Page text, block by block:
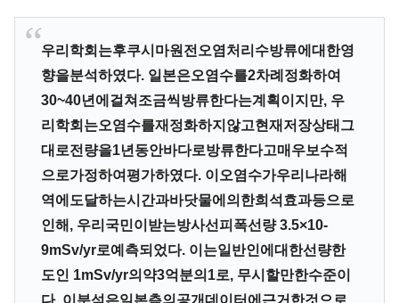
『Money1』
は韓国で『BYD』車は売れている。6カ月で対前年同期比
1.9倍！
『Money1』
在韓米国大使スティールが着韓！⇒ さっそ
く空港に詰めかけ「出て行け！」「極右勢力」のプラカー
ドを掲げる「在韓反米勢力」
『Money1』
韓国政府「2035年までに18.4GW規模のAIデ
ータセンター整備」⇒ だから無理だってば。
『Money1』
JPモルガン「韓国レバレッジETFの清算は
ほぼ終わった」
『Money1』
韓国『国民年金公団』株価暴落で200兆蒸
우리학회는후쿠시마원전오염처리수방류에대한영
향을분석하였다. 일본은오염수를2차례정화하여
30~40년에걸쳐조금씩방류한다는계획이지만, 우
리학회는오염수를재정화하지않고현재저장상태그
대로전량을1년동안바다로방류한다고매우보수적
으로가정하여평가하였다. 이오염수가우리나라해
역에도달하는시간과바닷물에의한희석효과등으로
인해, 우리국민이받는방사선피폭선량 3.5×10-
9mSv/yr로예측되었다. 이는일반인에대한선량한
도인 1mSv/yr의약3억분의1로, 무시할만한수준이
다. 이분석은일본측의공개데이터에근거한것으로